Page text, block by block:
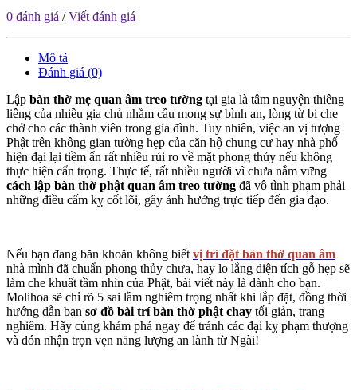
0 đánh giá /Viết đánh giá
Mô tả
Đánh giá (0)
Lập bàn thờ mẹ quan âm treo tường tại gia là tâm nguyện thiêng
liêng của nhiều gia chủ nhằm cầu mong sự bình an, lòng từ bi che
chở cho các thành viên trong gia đình. Tuy nhiên, việc an vị tượng
Phật trên không gian tường hẹp của căn hộ chung cư hay nhà phố
hiện đại lại tiềm ẩn rất nhiều rủi ro về mặt phong thủy nếu không
thực hiện cẩn trọng. Thực tế, rất nhiều người vì chưa nắm vững
cách lập bàn thờ phật quan âm treo tường đã vô tình phạm phải
những điều cấm kỵ cốt lõi, gây ảnh hưởng trực tiếp đến gia đạo.
Nếu bạn đang băn khoăn không biết vị trí đặt bàn thờ quan âm
nhà mình đã chuẩn phong thủy chưa, hay lo lắng diện tích gỗ hẹp sẽ
làm che khuất tầm nhìn của Phật, bài viết này là dành cho bạn.
Molihoa sẽ chỉ rõ 5 sai lầm nghiêm trọng nhất khi lắp đặt, đồng thời
hướng dẫn bạn sơ đồ bài trí bàn thờ phật chay tối giản, trang
nghiêm. Hãy cùng khám phá ngay để tránh các đại kỵ phạm thượng
và đón nhận trọn vẹn năng lượng an lành từ Ngài!